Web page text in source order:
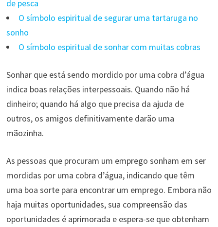
de pesca
O símbolo espiritual de segurar uma tartaruga no
sonho
O símbolo espiritual de sonhar com muitas cobras
Sonhar que está sendo mordido por uma cobra d’água
indica boas relações interpessoais. Quando não há
dinheiro; quando há algo que precisa da ajuda de
outros, os amigos definitivamente darão uma
mãozinha.
As pessoas que procuram um emprego sonham em ser
mordidas por uma cobra d’água, indicando que têm
uma boa sorte para encontrar um emprego. Embora não
haja muitas oportunidades, sua compreensão das
oportunidades é aprimorada e espera-se que obtenham